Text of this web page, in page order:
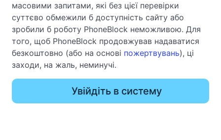
масовими запитами, які без цієї перевірки
суттєво обмежили б доступність сайту або
зробили б роботу PhoneBlock неможливою. Для
того, щоб PhoneBlock продовжував надаватися
безкоштовно (або на основі пожертвувань), ці
заходи, на жаль, неминучі.
Увійдіть в систему